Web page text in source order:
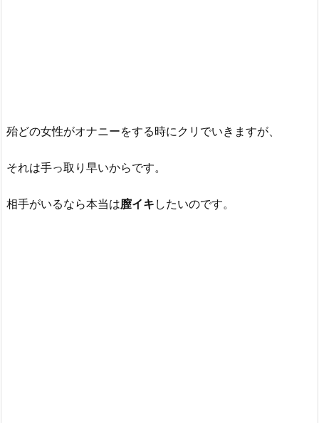
殆どの女性がオナニーをする時にクリでいきますが、
それは手っ取り早いからです。
相手がいるなら本当は膣イキ したいのです。